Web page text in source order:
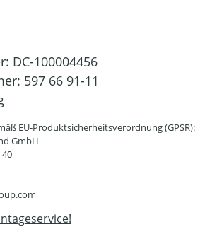
DC-100004456
597 66 91-11
EU-Produktsicherheitsverordnung (GPSR):
GmbH